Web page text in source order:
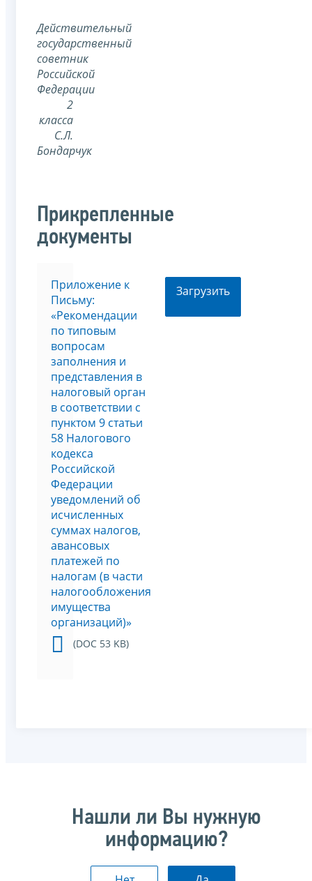
Действительный
государственный
советник
Российской
Федерации
2
класса
С.Л.
Бондарчук
Прикрепленные
документы
Приложение к
Письму:
«Рекомендации
по типовым
вопросам
заполнения и
представления в
налоговый орган
в соответствии с
пунктом 9 статьи
58 Налогового
кодекса
Российской
Федерации
уведомлений об
исчисленных
суммах налогов,
авансовых
платежей по
налогам (в части
налогообложения
имущества
организаций)»
(DOC 53 KB)
Загрузить
Нашли ли Вы нужную
информацию?